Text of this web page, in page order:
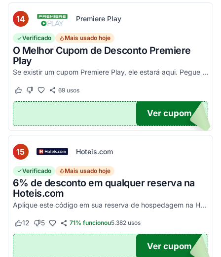
14 Premiere Play
Verificado Mais usado hoje
O Melhor Cupom de Desconto Premiere
Play
Se existir um cupom Premiere Play, ele estará aqui. Pegue seu código promocional e confira agora!
Este cupom funcionou
Este cupom não funcionou
69usos
TICO
Ver cupom
15 Hoteis.com
Verificado Mais usado hoje
6% de desconto em qualquer reserva na
Hoteis.com
Aplique este código em sua reserva de hospedagem na Hoteis.com para obter 6% de desconto em estabelecimentos participantes da promoção.
Este cupom funcionou
12 Este cupom não funcionou
5 71% funcionou5.382usos
POM6
Ver cupom